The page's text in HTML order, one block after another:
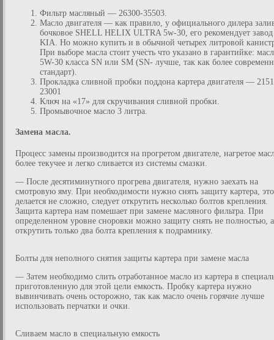
Фильтр масляный — 26300-35503.
Масло двигателя — как правило, у официального дилера
бочковое SHELL HELIX ULTRA 5w-30, его рекомендует завод
KIA. Но можно купить и в обычной четырех литровой
При выборе масла стоит учесть что указано в гарантийке:
5W-30 класса SN или SM (SN- лучше, так как более
стандарт).
Прокладка сливной пробки поддона картера двигателя —
23001
Ключ на «17» для скручивания сливной пробки.
Промывочное масло 3 литра.
Замена масла.
Процесс замены производится на прогретом двигателе, нагретое
более текучее и легко сливается из системы смазки.
— После десятиминутного прогрева двигателя, нужно заехать на
смотровую яму. При необходимости нужно снять защиту картера, это
делается не сложно, следует открутить несколько болтов крепления.
Защита картера нам помешает при замене масляного фильтра. При
определенном уровне сноровки можно защиту снять не полностью, а
открутить только два болта крепления к подрамнику.
Болты для неполного снятия защиты картера при замене масла
— Затем необходимо слить отработанное масло из картера в
приготовленную для этой цели емкость. Пробку картера нужно
вывинчивать очень осторожно, так как масло очень горячие лучше
использовать перчатки и очки.
Сливаем масло в специальную емкость